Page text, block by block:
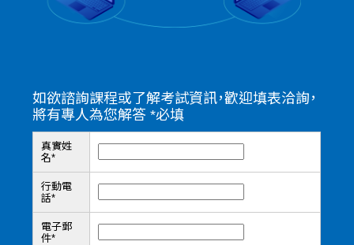
如欲諮詢課程或了解考試資訊，歡迎填表洽詢，
將有專人為您解答 *必填
真實姓
名*
行動電
話*
電子郵
件*